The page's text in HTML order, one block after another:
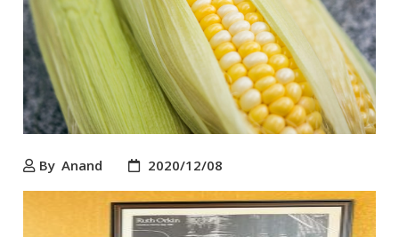
By Anand 2020/12/08